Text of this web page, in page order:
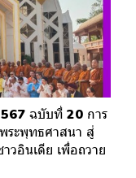
ฉบับที่ 20 การ
ะพุทธศาสนา สู่
อินเดีย เพื่อถวาย